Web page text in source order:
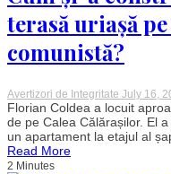
terasă uriașă
comunistă?
Avertizori de Integritate July 16,
Florian Coldea a locuit
de pe Calea Călărașilor. El
un apartament la etajul al
Read More
2 Minutes